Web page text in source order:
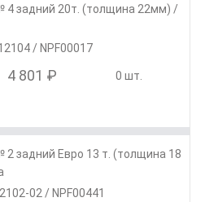
4 задний 20т. (толщина 22мм) /
/ NPF00017
4 801 ₽ 0 шт.
задний Евро 13 т. (толщина 18
02 / NPF00441